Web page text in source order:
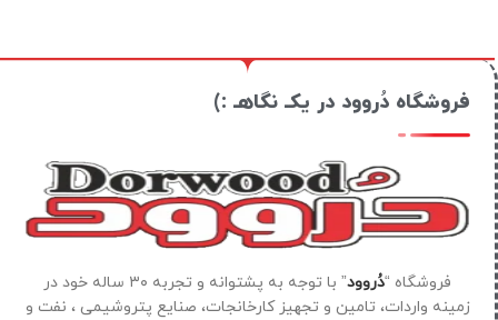
فروشگاه دُروود در یکـ نگاهـ :)
فروشگاه “دُروود
” با توجه به پشتوانه و تجربه ۳۰ ساله خود در
زمینه واردات، تامین و تجهیز کارخانجات، صنایع پتروشیمی ، نفت و